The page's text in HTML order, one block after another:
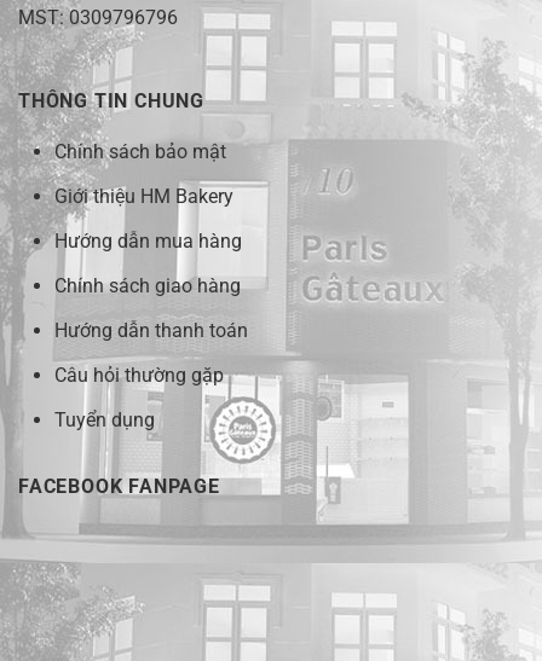
MST: 0309796796
THÔNG TIN CHUNG
Chính sách bảo mật
Giới thiệu HM Bakery
Hướng dẫn mua hàng
Chính sách giao hàng
Hướng dẫn thanh toán
Câu hỏi thường gặp
Tuyển dụng
FACEBOOK FANPAGE